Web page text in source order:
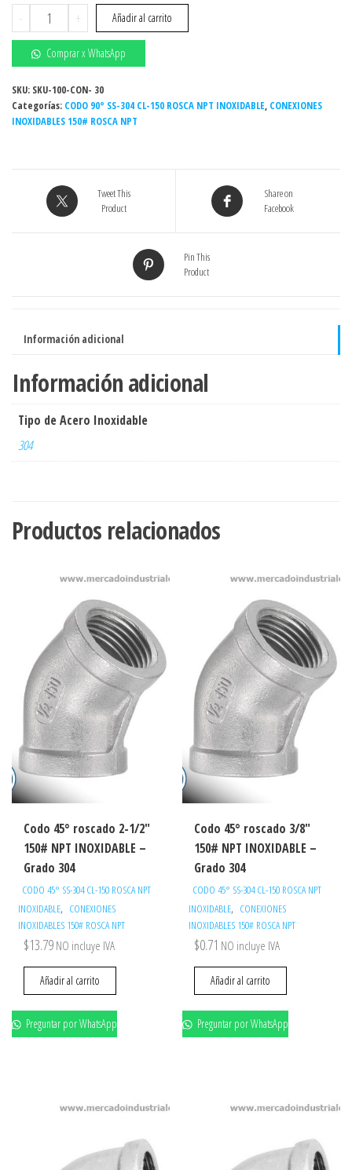
-
Codo
90°
roscado
1/4"
150#
NPT
INOXIDABLE
cantidad
+ Añadir al carrito
Comprar x WhatsApp
SKU: SKU-100-CON- 30
Categorías: CODO 90° SS-304 CL-150 ROSCA NPT INOXIDABLE, CONEXIONES
INOXIDABLES 150# ROSCA NPT
Tweet This
Product
Share on
Facebook
Pin This
Product
Información adicional
Información adicional
Tipo de Acero Inoxidable
304
Productos relacionados
Codo 45° roscado 2-1/2″
150# NPT INOXIDABLE –
Grado 304
CODO 45° SS-304 CL-150 ROSCA NPT
INOXIDABLE, CONEXIONES
INOXIDABLES 150# ROSCA NPT
$13.79 NO incluye IVA
Añadir al carrito
Preguntar por WhatsApp
Codo 45° roscado 3/8″
150# NPT INOXIDABLE –
Grado 304
CODO 45° SS-304 CL-150 ROSCA NPT
INOXIDABLE, CONEXIONES
INOXIDABLES 150# ROSCA NPT
$0.71 NO incluye IVA
Añadir al carrito
Preguntar por WhatsApp